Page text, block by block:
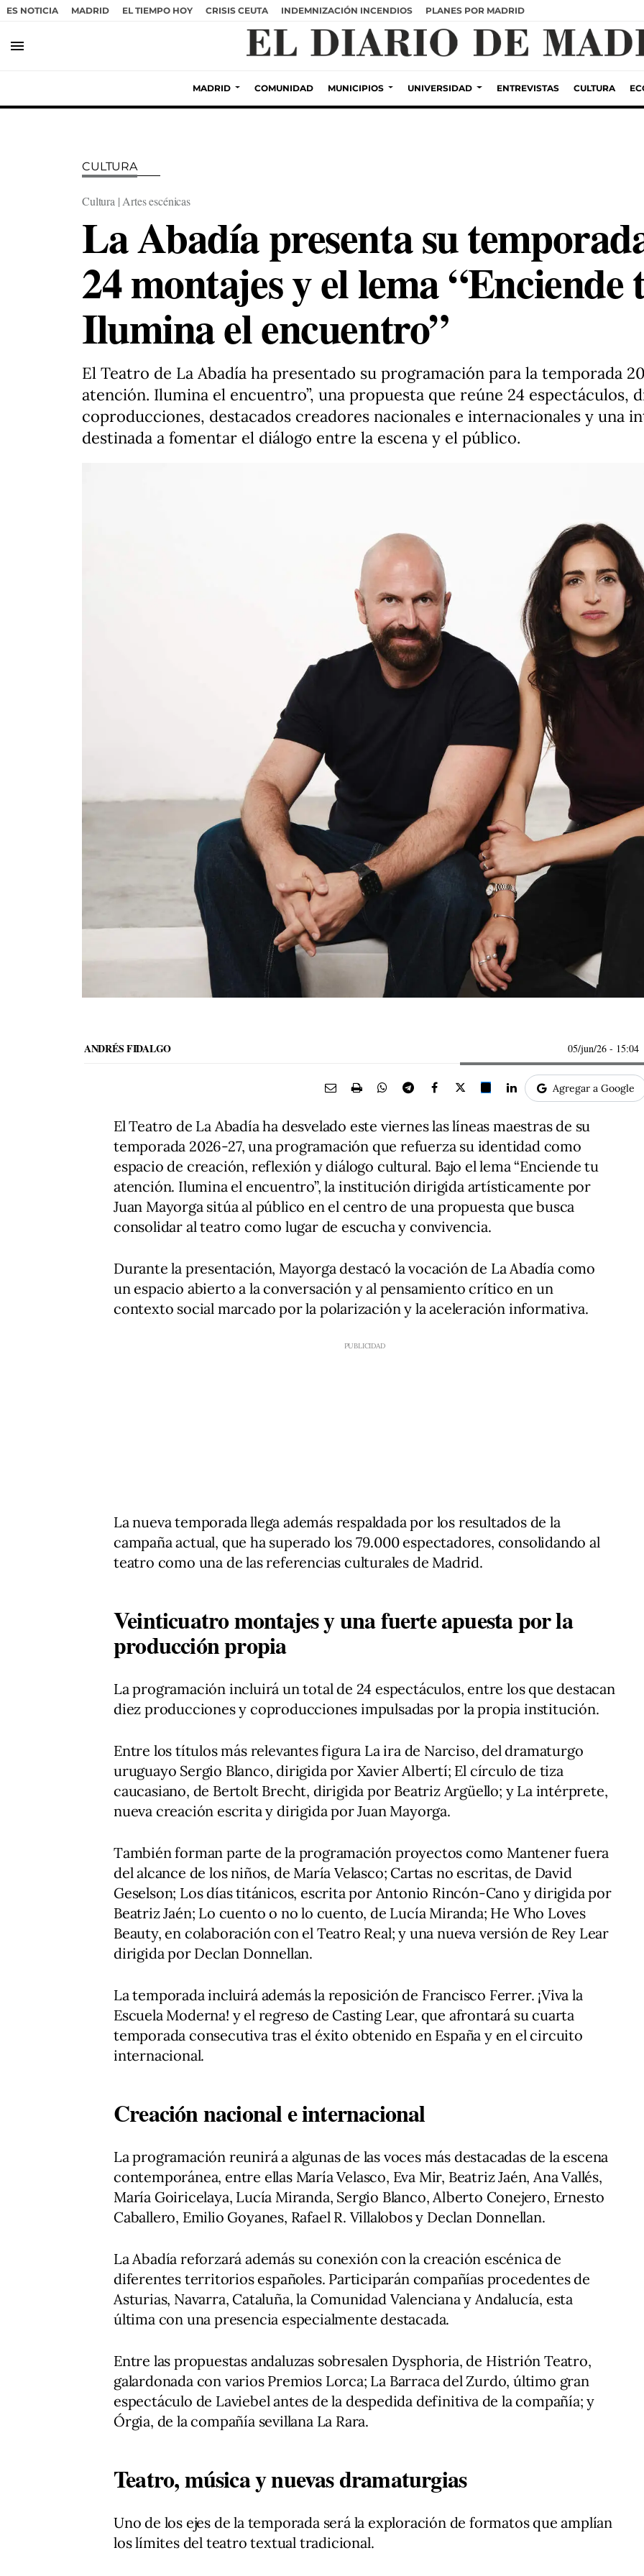
ES NOTICIA MADRID EL TIEMPO HOY CRISIS CEUTA INDEMNIZACIÓN INCENDIOS PLANES POR MADRID
menu
MADRID COMUNIDAD MUNICIPIOS UNIVERSIDAD ENTREVISTAS CULTURA
CULTURA
Cultura | Artes escénicas
La Abadía presenta su
24 montajes y el lema “Enciende
Ilumina el encuentro”
El Teatro de La Abadía ha presentado su programación para la temporada
atención. Ilumina el encuentro”, una propuesta que reúne 24 espectáculos,
coproducciones, destacados creadores nacionales e internacionales y una
destinada a fomentar el diálogo entre la escena y el público.
ANDRÉS FIDALGO 05/jun/26 - 15:04
Agregar a Google
El Teatro de La Abadía ha desvelado este viernes las líneas maestras de su
temporada 2026-27, una programación que refuerza su identidad como
espacio de creación, reflexión y diálogo cultural. Bajo el lema “Enciende tu
atención. Ilumina el encuentro”, la institución dirigida artísticamente por
Juan Mayorga sitúa al público en el centro de una propuesta que busca
consolidar al teatro como lugar de escucha y convivencia.
Durante la presentación, Mayorga destacó la vocación de La Abadía como
un espacio abierto a la conversación y al pensamiento crítico en un
contexto social marcado por la polarización y la aceleración informativa.
La nueva temporada llega además respaldada por los resultados de la
campaña actual, que ha superado los 79.000 espectadores, consolidando al
teatro como una de las referencias culturales de Madrid.
Veinticuatro montajes y una fuerte apuesta por la
producción propia
La programación incluirá un total de 24 espectáculos, entre los que destacan
diez producciones y coproducciones impulsadas por la propia institución.
Entre los títulos más relevantes figura La ira de Narciso, del dramaturgo
uruguayo Sergio Blanco, dirigida por Xavier Albertí; El círculo de tiza
caucasiano, de Bertolt Brecht, dirigida por Beatriz Argüello; y La intérprete,
nueva creación escrita y dirigida por Juan Mayorga.
También forman parte de la programación proyectos como Mantener fuera
del alcance de los niños, de María Velasco; Cartas no escritas, de David
Geselson; Los días titánicos, escrita por Antonio Rincón-Cano y dirigida por
Beatriz Jaén; Lo cuento o no lo cuento, de Lucía Miranda; He Who Loves
Beauty, en colaboración con el Teatro Real; y una nueva versión de Rey Lear
dirigida por Declan Donnellan.
La temporada incluirá además la reposición de Francisco Ferrer. ¡Viva la
Escuela Moderna! y el regreso de Casting Lear, que afrontará su cuarta
temporada consecutiva tras el éxito obtenido en España y en el circuito
internacional.
Creación nacional e internacional
La programación reunirá a algunas de las voces más destacadas de la escena
contemporánea, entre ellas María Velasco, Eva Mir, Beatriz Jaén, Ana Vallés,
María Goiricelaya, Lucía Miranda, Sergio Blanco, Alberto Conejero, Ernesto
Caballero, Emilio Goyanes, Rafael R. Villalobos y Declan Donnellan.
La Abadía reforzará además su conexión con la creación escénica de
diferentes territorios españoles. Participarán compañías procedentes de
Asturias, Navarra, Cataluña, la Comunidad Valenciana y Andalucía, esta
última con una presencia especialmente destacada.
Entre las propuestas andaluzas sobresalen Dysphoria, de Histrión Teatro,
galardonada con varios Premios Lorca; La Barraca del Zurdo, último gran
espectáculo de Laviebel antes de la despedida definitiva de la compañía; y
Órgia, de la compañía sevillana La Rara.
Teatro, música y nuevas dramaturgias
Uno de los ejes de la temporada será la exploración de formatos que amplían
los límites del teatro textual tradicional.